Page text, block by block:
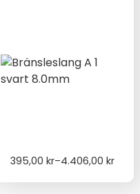
395,00kr–4.406,00kr
Price